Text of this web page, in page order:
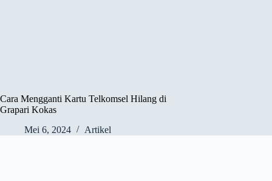
Cara Mengganti Kartu Telkomsel Hilang di
Grapari Kokas
Mei 6, 2024
Artikel